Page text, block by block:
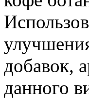
добавок,
данного